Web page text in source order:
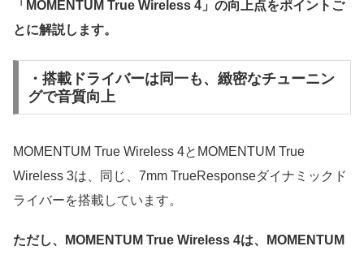
「MOMENTUM True Wireless 4」の向上点をポイントご
とに解説します。
・搭載ドライバーは同一も、緻密なチューニン
グで音質向上
MOMENTUM True Wireless 4とMOMENTUM True
Wireless 3は、同じ、7mm TrueResponseダイナミックド
ライバーを搭載しています。
ただし、MOMENTUM True Wireless 4は、MOMENTUM